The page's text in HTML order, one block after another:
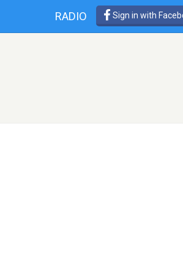
RADIO Sign in with